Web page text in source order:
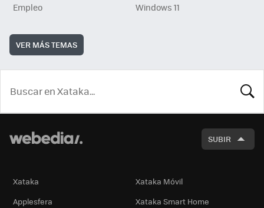
Empleo
Windows 11
VER MÁS TEMAS
SUBIR
Xataka
Xataka Móvil
Applesfera
Xataka Smart Home